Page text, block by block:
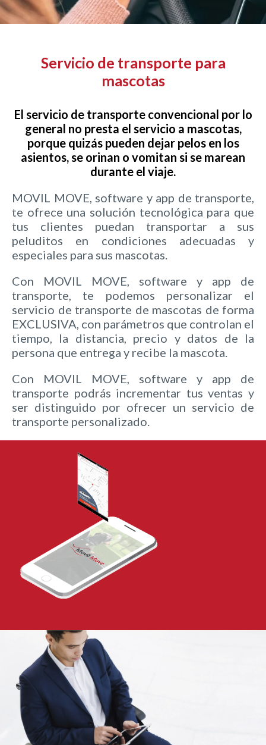
Servicio de transporte para
mascotas
El servicio de transporte convencional por lo
general no presta el servicio a mascotas,
porque quizás pueden dejar pelos en los
asientos, se orinan o vomitan si se marean
durante el viaje.
MOVIL MOVE, software y app de transporte,
te ofrece una solución tecnológica para que
tus clientes puedan transportar a sus
peluditos en condiciones adecuadas y
especiales para sus mascotas.
Con MOVIL MOVE, software y app de
transporte, te podemos personalizar el
servicio de transporte de mascotas de forma
EXCLUSIVA, con parámetros que controlan el
tiempo, la distancia, precio y datos de la
persona que entrega y recibe la mascota.
Con MOVIL MOVE, software y app de
transporte podrás incrementar tus ventas y
ser distinguido por ofrecer un servicio de
transporte personalizado.